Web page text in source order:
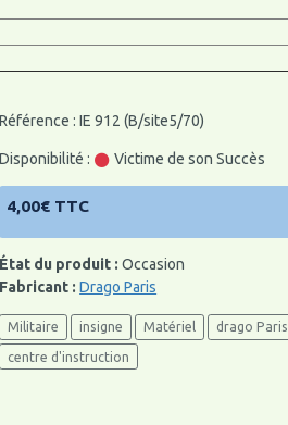
Référence : IE 912 (B/site5/70)
Disponibilité : Victime de son Succès
4,00€ TTC
État du produit : Occasion
Fabricant : Drago Paris
Militaire insigne Matériel drago Paris
centre d'instruction